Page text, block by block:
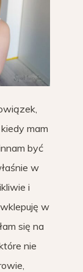
mam
być
w
i
w
się na
nie